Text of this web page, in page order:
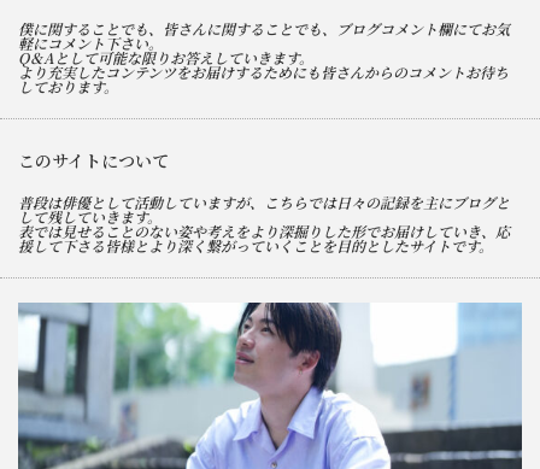
僕に関することでも、皆さんに関することでも、ブログコメント欄にてお気
軽にコメント下さい。
Q＆Aとして可能な限りお答えしていきます。
より充実したコンテンツをお届けするためにも皆さんからのコメントお待ち
しております。
このサイトについて
普段は俳優として活動していますが、こちらでは日々の記録を主にブログと
して残していきます。
表では見せることのない姿や考えをより深掘りした形でお届けしていき、応
援して下さる皆様とより深く繋がっていくことを目的としたサイトです。